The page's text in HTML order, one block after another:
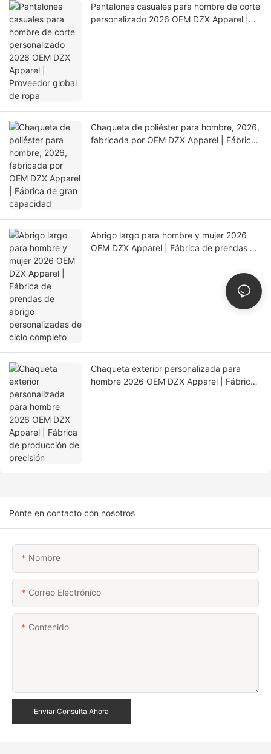
Pantalones casuales para hombre de corte
personalizado 2026 OEM DZX Apparel |
Chaqueta de poliéster para hombre, 2026,
fabricada por OEM DZX Apparel | Fábrica
Abrigo largo para hombre y mujer 2026
OEM DZX Apparel | Fábrica de prendas de
Chaqueta exterior personalizada para
hombre 2026 OEM DZX Apparel | Fábrica
Ponte en contacto con nosotros
Nombre
Correo Electrónico
Contenido
Enviar Consulta Ahora